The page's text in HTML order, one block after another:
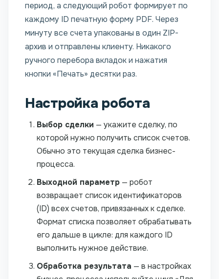
период, а следующий робот формирует по
каждому ID печатную форму PDF. Через
минуту все счета упакованы в один ZIP-
архив и отправлены клиенту. Никакого
ручного перебора вкладок и нажатия
кнопки «Печать» десятки раз.
Настройка робота
Выбор сделки — укажите сделку, по
которой нужно получить список счетов.
Обычно это текущая сделка бизнес-
процесса.
Выходной параметр — робот
возвращает список идентификаторов
(ID) всех счетов, привязанных к сделке.
Формат списка позволяет обрабатывать
его дальше в цикле: для каждого ID
выполнить нужное действие.
Обработка результата — в настройках